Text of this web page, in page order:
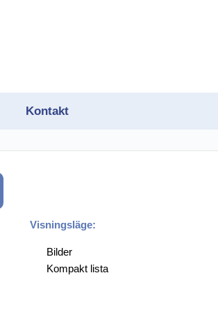
Kontakt
Visningsläge:
Bilder
Kompakt lista